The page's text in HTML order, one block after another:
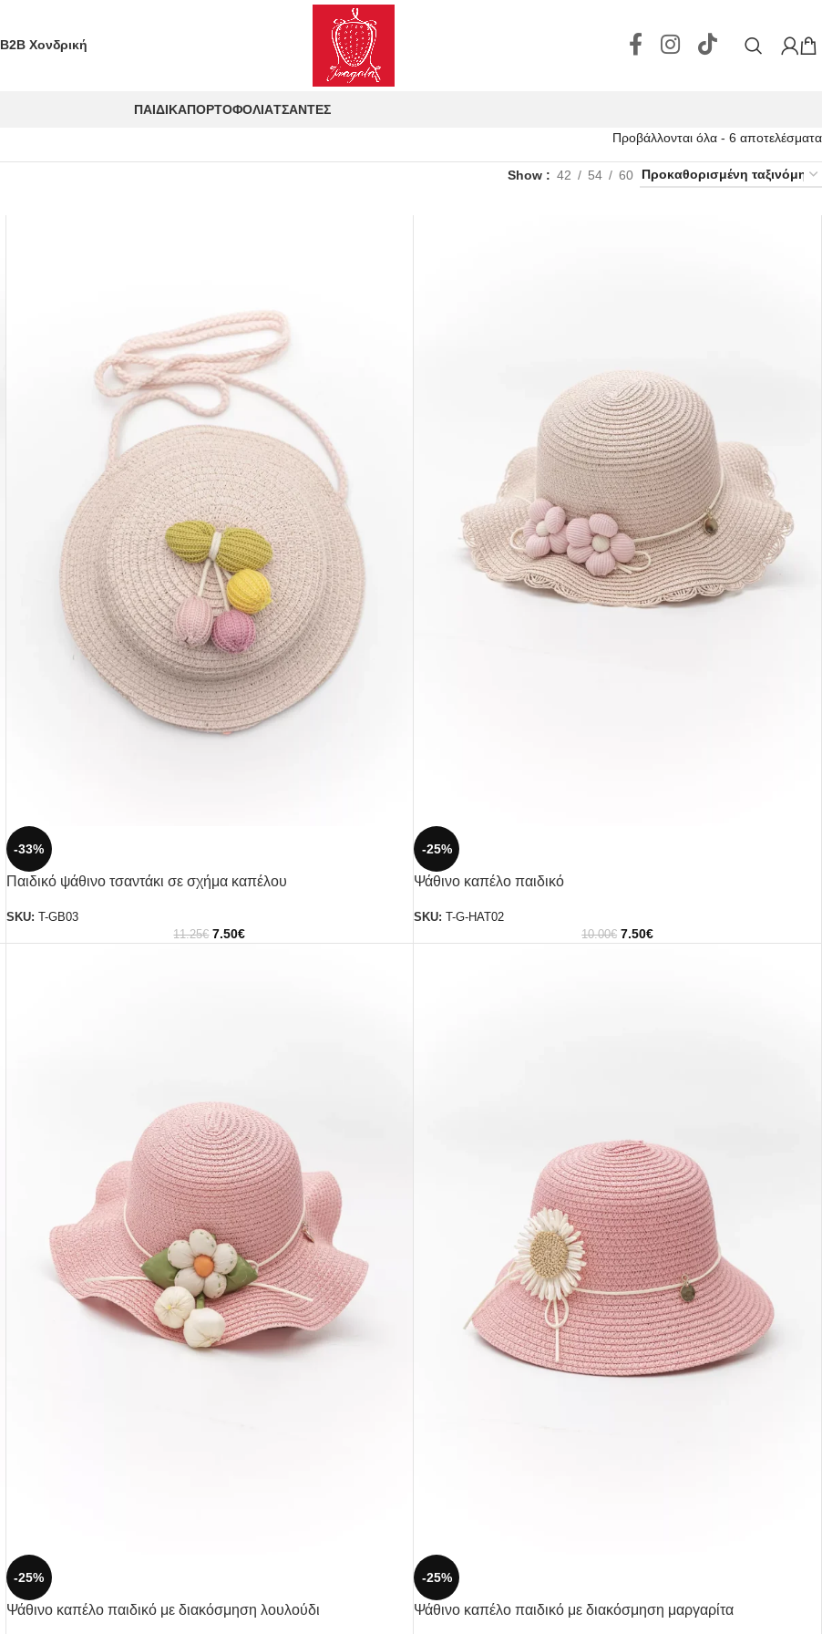
B2B Χονδρική
ΠΑΙΔΙΚΆΠΟΡΤΟΦΌΛΙΑΤΣΆΝΤΕΣ
Προβάλλονται όλα - 6 αποτελέσματα
Show 42 54 60
-33%
Παιδικό ψάθινο τσαντάκι σε σχήμα καπέλου
SKU:
T-GB03
11.25€ 7.50€
-25%
Ψάθινο καπέλο παιδικό
SKU:
T-G-HAT02
10.00€ 7.50€
-25%
Ψάθινο καπέλο παιδικό με διακόσμηση λουλούδι
-25%
Ψάθινο καπέλο παιδικό με διακόσμηση μαργαρίτα